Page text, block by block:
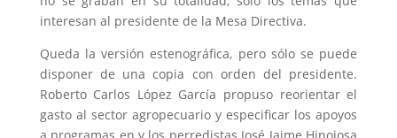
interesan al presidente de la Mesa Directiva.
Queda la versión estenográfica, pero sólo se puede
disponer de una copia con orden del presidente.
Roberto Carlos López García propuso reorientar el
gasto al sector agropecuario y especificar los apoyos